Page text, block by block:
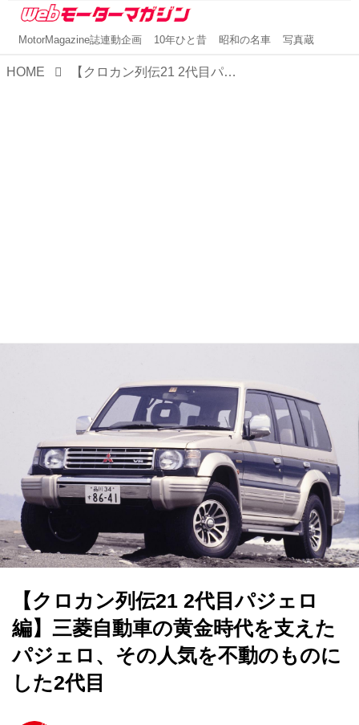
MotorMagazine誌連動企画 10年ひと昔 昭和の名車 写真蔵
HOME 【クロカン列伝21 2代目パジェロ編】三菱自動車の黄金時代を支えたパジェロ、その人気を不動のものにした2代目
【クロカン列伝21 2代目パジェロ
編】三菱自動車の黄金時代を支えた
パジェロ、その人気を不動のものに
した2代目